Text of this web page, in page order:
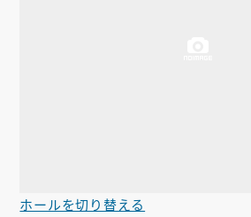
ホールを切り替える